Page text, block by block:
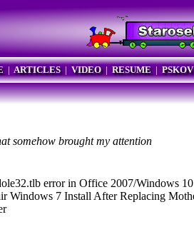
| ARTICLES| VIDEO| RESUME| PSKOV
somehow brought my attention
error in Office 2007/Windows 10
Windows 7 Install After Replacing